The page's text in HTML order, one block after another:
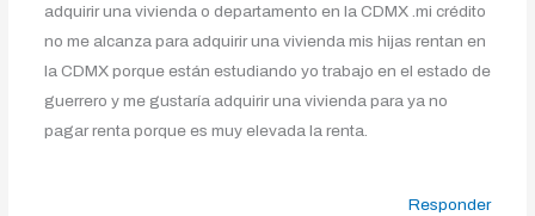
adquirir una vivienda o departamento en la CDMX .mi crédito
no me alcanza para adquirir una vivienda mis hijas rentan en
la CDMX porque están estudiando yo trabajo en el estado de
guerrero y me gustaría adquirir una vivienda para ya no
pagar renta porque es muy elevada la renta.
Responder